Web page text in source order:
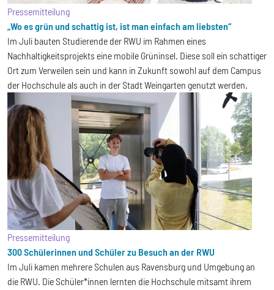
Pressemitteilung
„Wo es grün und schattig ist, ist man einfach am liebsten“
Im Juli bauten Studierende der RWU im Rahmen eines
Nachhaltigkeitsprojekts eine mobile Grüninsel. Diese soll ein schattiger
Ort zum Verweilen sein und kann in Zukunft sowohl auf dem Campus
der Hochschule als auch in der Stadt Weingarten genutzt werden.
Pressemitteilung
300 Schülerinnen und Schüler zu Besuch an der RWU
Im Juli kamen mehrere Schulen aus Ravensburg und Umgebung an
die RWU. Die Schüler*innen lernten die Hochschule mitsamt ihrem